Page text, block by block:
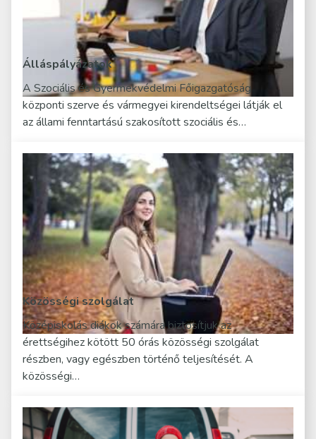
Álláspályázatok
A Szociális és Gyermekvédelmi Főigazgatóság
központi szerve és vármegyei kirendeltségei látják el
az állami fenntartású szakosított szociális és…
Közösségi szolgálat
Középiskolás diákok számára biztosítjuk az
érettségihez kötött 50 órás közösségi szolgálat
részben, vagy egészben történő teljesítését. A
közösségi…